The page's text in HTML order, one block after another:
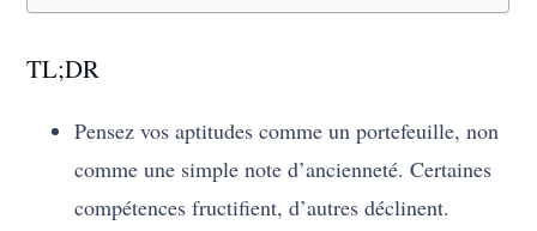
TL;DR
Pensez vos aptitudes comme un portefeuille, non
comme une simple note d’ancienneté. Certaines
compétences fructifient, d’autres déclinent.